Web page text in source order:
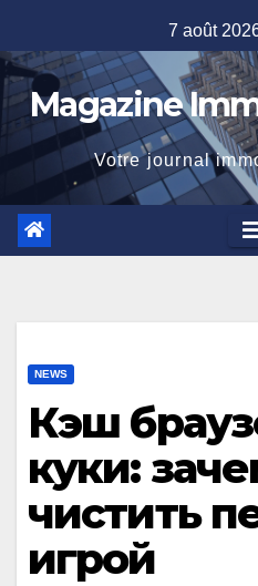
to
content
7 août
Magazine
Votre journal
NEWS
Кэш
куки:
чистить
игрой